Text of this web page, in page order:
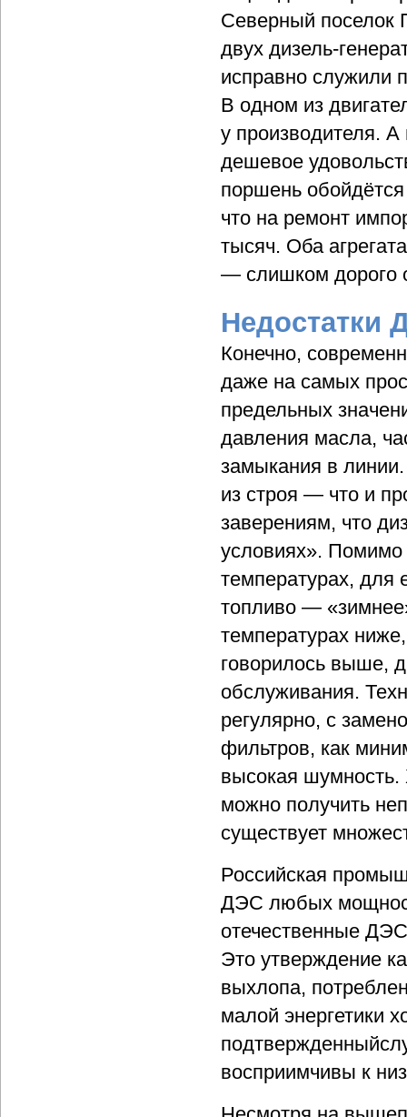
Северный поселок
двух дизель-
исправно служили
В одном из
у производителя.
дешевое
поршень
что на ремонт
тысяч. Оба
— слишком дорого
Недостатки
Конечно,
даже на самых
предельных
давления масла,
замыкания в
из строя — что и
заверениям, что
условиях».
температурах, для
топливо —
температурах
говорилось выше,
обслуживания.
регулярно, с
фильтров, как
высокая шумность.
можно получить
существует
Российская
ДЭС любых
отечественные
Это утверждение
выхлопа,
малой энергетики
восприимчивы к